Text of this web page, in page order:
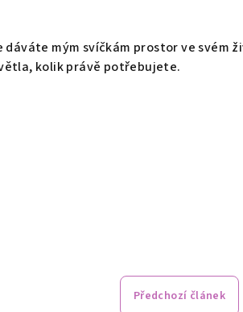
dáváte mým svíčkám prostor ve svém
kolik právě potřebujete.
Předchozí článek